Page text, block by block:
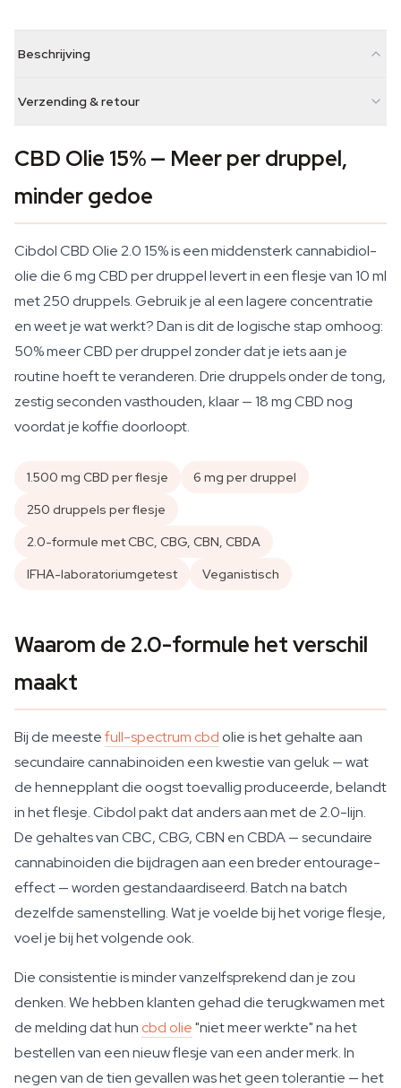
Beschrijving
Verzending & retour
CBD Olie 15% — Meer per druppel,
minder gedoe
Cibdol CBD Olie 2.0 15% is een middensterk cannabidiol-
olie die 6 mg CBD per druppel levert in een flesje van 10 ml
met 250 druppels. Gebruik je al een lagere concentratie
en weet je wat werkt? Dan is dit de logische stap omhoog:
50% meer CBD per druppel zonder dat je iets aan je
routine hoeft te veranderen. Drie druppels onder de tong,
zestig seconden vasthouden, klaar — 18 mg CBD nog
voordat je koffie doorloopt.
1.500 mg CBD per flesje
6 mg per druppel
250 druppels per flesje
2.0-formule met CBC, CBG, CBN, CBDA
IFHA-laboratoriumgetest
Veganistisch
Waarom de 2.0-formule het verschil
maakt
Bij de meestefull-spectrum cbd olie is het gehalte aan
secundaire cannabinoiden een kwestie van geluk — wat
de hennepplant die oogst toevallig produceerde, belandt
in het flesje. Cibdol pakt dat anders aan met de 2.0-lijn.
De gehaltes van CBC, CBG, CBN en CBDA — secundaire
cannabinoiden die bijdragen aan een breder entourage-
effect — worden gestandaardiseerd. Batch na batch
dezelfde samenstelling. Wat je voelde bij het vorige flesje,
voel je bij het volgende ook.
Die consistentie is minder vanzelfsprekend dan je zou
denken. We hebben klanten gehad die terugkwamen met
de melding dat hun cbd olie"niet meer werkte" na het
bestellen van een nieuw flesje van een ander merk. In
negen van de tien gevallen was het geen tolerantie — het